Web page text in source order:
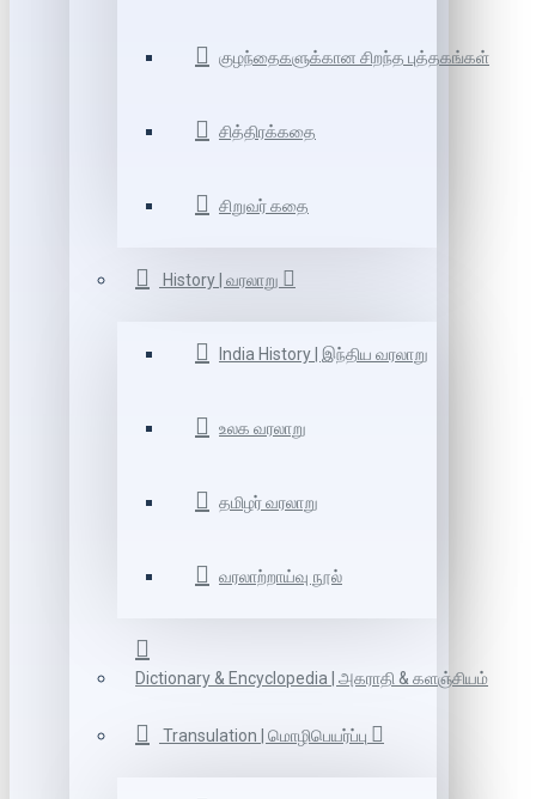
குழந்தைகளுக்கான சிறந்த புத்தகங்கள்
சித்திரக்கதை
சிறுவர் கதை
History | வரலாறு
India History | இந்திய வரலாறு
உலக வரலாறு
தமிழர் வரலாறு
வரலாற்றாய்வு நூல்
Dictionary & Encyclopedia | அகராதி & களஞ்சியம்
Transulation | மொழிபெயர்ப்பு